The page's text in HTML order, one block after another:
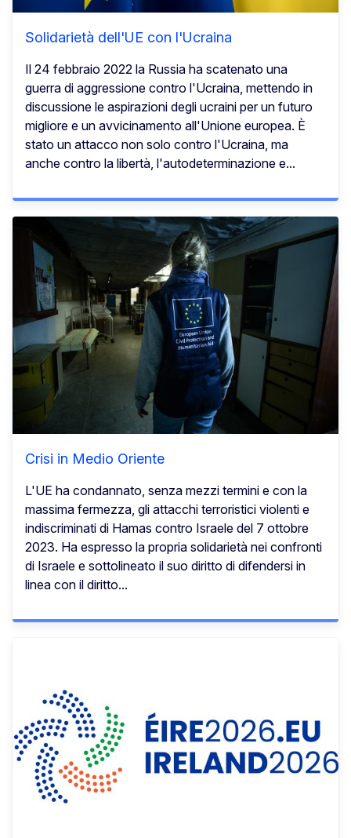
Solidarietà dell'UE con l'Ucraina
Il 24 febbraio 2022 la Russia ha scatenato una
guerra di aggressione contro l'Ucraina, mettendo in
discussione le aspirazioni degli ucraini per un futuro
migliore e un avvicinamento all'Unione europea. È
stato un attacco non solo contro l'Ucraina, ma
anche contro la libertà, l'autodeterminazione e...
Crisi in Medio Oriente
L'UE ha condannato, senza mezzi termini e con la
massima fermezza, gli attacchi terroristici violenti e
indiscriminati di Hamas contro Israele del 7 ottobre
2023. Ha espresso la propria solidarietà nei confronti
di Israele e sottolineato il suo diritto di difendersi in
linea con il diritto...